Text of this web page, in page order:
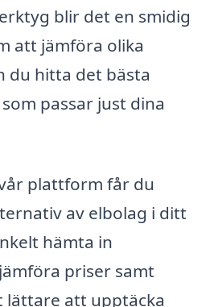
blir det en smidig
att jämföra olika
du hitta det bästa
passar just dina
plattform får du
av elbolag i ditt
hämta in
priser samt
lättare att upptäcka